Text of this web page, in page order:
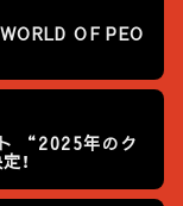
OF PEO
“2025年のク
！